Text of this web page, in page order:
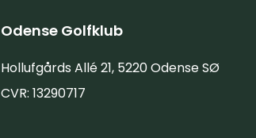
Odense Golfklub
Hollufgårds Allé 21, 5220 Odense SØ
CVR: 13290717